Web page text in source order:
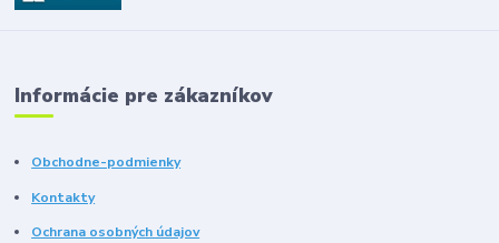
Informácie pre zákazníkov
Obchodne-podmienky
Kontakty
Ochrana osobných údajov